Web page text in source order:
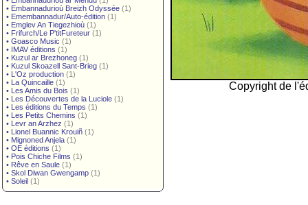
• Embannadurioù Breizh Odyssée (1)
• Emembannadur/Auto-édition (1)
• Emglev An Tiegezhioù (1)
• Frifurch/Le P'titFureteur (1)
• Goasco Music (1)
• IMAV éditions (1)
• Kuzul ar Brezhoneg (1)
• Kuzul Skoazell Sant-Brieg (1)
• L'Oz production (1)
• La Quincaille (1)
• Les Amis du Bois (1)
• Les Découvertes de la Luciole (1)
• Les éditions du Temps (1)
• Les Petits Chemins (1)
• Levr an Arzhez (1)
• Lionel Buannic Krouiñ (1)
• Mignoned Anjela (1)
• OE éditions (1)
• Pois Chiche Films (1)
• Rêve en Saule (1)
• Skol Diwan Gwengamp (1)
• Soleil (1)
Copyright de